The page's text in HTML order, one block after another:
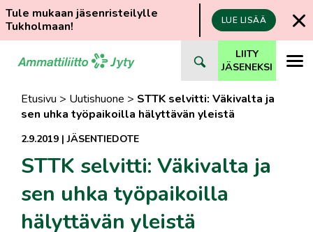
Tule mukaan jäsenristeilylle
Tukholmaan!
LUE LISÄÄ
suoraan
LIITY
JÄSENEKSI
Etusivu > Uutishuone > STTK selvitti: Väkivalta ja
sen uhka työpaikoilla hälyttävän yleistä
2.9.2019 |JÄSENTIEDOTE
STTK selvitti: Väkivalta ja
sen uhka työpaikoilla
hälyttävän yleistä